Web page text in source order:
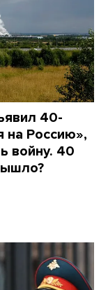
40-
на Россию»,
войну. 40